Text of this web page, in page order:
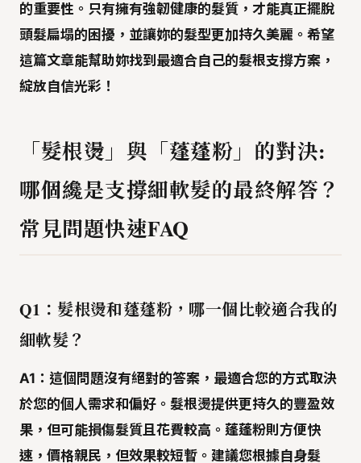
的重要性。只有擁有強韌健康的髮質，才能真正擺脫
頭髮扁塌的困擾，並讓妳的髮型更加持久美麗。希望
這篇文章能幫助妳找到最適合自己的髮根支撐方案，
綻放自信光彩！
「髮根燙」與「蓬蓬粉」的對決:
哪個纔是支撐細軟髮的最終解答？
常見問題快速FAQ
Q1：髮根燙和蓬蓬粉，哪一個比較適合我的
細軟髮？
A1：這個問題沒有絕對的答案，最適合您的方式取決
於您的個人需求和偏好。髮根燙提供更持久的豐盈效
果，但可能損傷髮質且花費較高。蓬蓬粉則方便快
速，價格親民，但效果較短暫。建議您根據自身髮